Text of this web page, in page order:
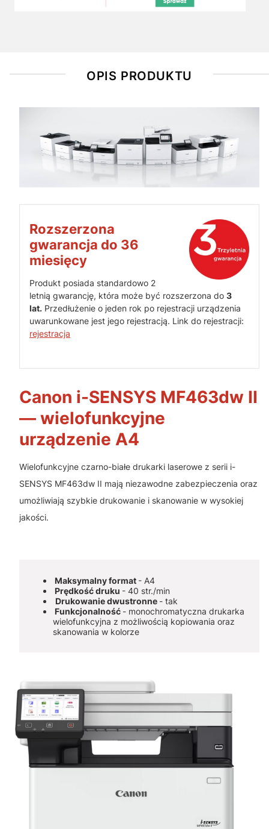
OPIS PRODUKTU
Rozszerzona
gwarancja do 36
miesięcy
Produkt posiada standardowo 2
letnią gwarancję, która może być rozszerzona do 3
lat. Przedłużenie o jeden rok po rejestracji urządzenia
uwarunkowane jest jego rejestracją. Link do rejestracji:
rejestracja
Canon i-SENSYS MF463dw II
— wielofunkcyjne
urządzenie A4
Wielofunkcyjne czarno-białe drukarki laserowe z serii i-
SENSYS MF463dw II mają niezawodne zabezpieczenia oraz
umożliwiają szybkie drukowanie i skanowanie w wysokiej
jakości.
Maksymalny format - A4
Prędkość druku - 40 str./min
Drukowanie dwustronne - tak
Funkcjonalność - monochromatyczna drukarka
wielofunkcyjna z możliwością kopiowania oraz
skanowania w kolorze